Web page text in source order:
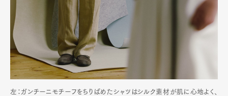
左：ガンチーニモチーフをちりばめたシャツはシルク素材が肌に心地よく、